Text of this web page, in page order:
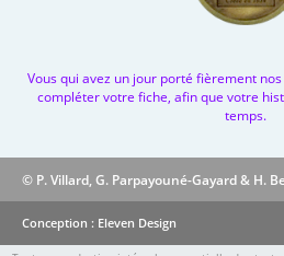
Vous qui avez un jour porté fièrement
compléter votre fiche, afin que votre
temps.
© P. Villard, G. Parpayouné-Gayard & H.
Conception : Eleven Design